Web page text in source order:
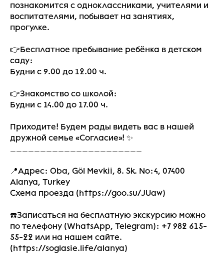
познакомится с одноклассниками, учителями и
воспитателями, побывает на занятиях,
прогулке.
👉Бесплатное пребывание ребёнка в детском
саду:
Будни с 9.00 до 12.00 ч.
👉Знакомство со школой:
Будни с 14.00 до 17.00 ч.
Приходите! Будем рады видеть вас в нашей
дружной семье «Согласие»! ✨
📍Адрес: Oba, Göl Mevkii, 8. Sk. No:4, 07400
Alanya, Turkey
Схема проезда (https://goo.su/JUaw)
☎️Записаться на бесплатную экскурсию можно
по телефону (WhatsApp, Telegram): +7 982 615-
55-22 или на нашем сайте.
(https://soglasie.life/alanya)